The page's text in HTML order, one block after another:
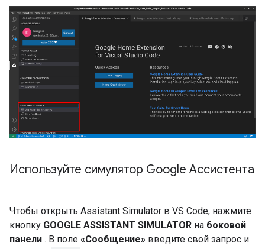
Используйте симулятор Google Ассистента
Чтобы открыть Assistant Simulator в VS Code, нажмите
кнопку GOOGLE ASSISTANT SIMULATOR на боковой
панели . В поле «Сообщение» введите свой запрос и